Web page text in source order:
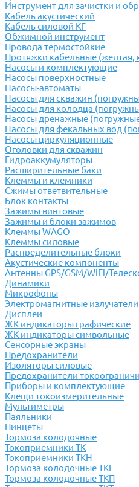
Инструмент для зачистки и
Кабель акустический
Кабель силовой КГ
Обжимной инструмент
Провода термостойкие
Протяжки кабельные (желтая,
Насосы и комплектующие
Насосы поверхностные
Насосы-автоматы
Насосы для скважин
Насосы для колодца
Насосы дренажные
Насосы для фекальных вод
Насосы циркуляционные
Оголовки для скважин
Гидроаккумуляторы
Расширительные баки
Клеммы и клемники
Cжимы ответвительные
Блок контакты
Зажимы винтовые
Зажимы и блоки зажимов
Клеммы WAGO
Клеммы силовые
Распределительные блоки
Акустические компоненты
Антенны GPS/GSM/WiFi/
Динамики
Микрофоны
Электромагнитные излучатели
Дисплеи
ЖК индикаторы графические
ЖК индикаторы символьные
Сенсорные экраны
Предохранители
Изоляторы силовые
Предохранители
Приборы и комплектующие
Клещи токоизмерительные
Мультиметры
Паяльники
Пинцеты
Тормоза колодочные
Токоприемники ТК
Токоприемники ТКН
Тормоза колодочные ТКГ
Тормоза колодочные ТКП